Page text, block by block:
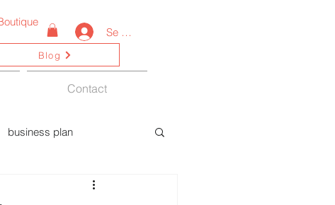
Se connecter
Blog
Contact
business plan